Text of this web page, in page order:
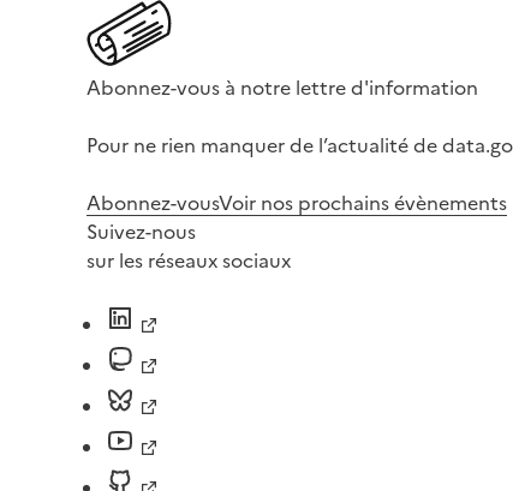
Abonnez-vous à notre lettre d'information
Pour ne rien manquer de l’actualité de
Abonnez-vousVoir nos prochains évènements
Suivez-nous
sur les réseaux sociaux